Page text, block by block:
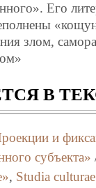
Его
злом,
В
и
субъекта»
, Studia